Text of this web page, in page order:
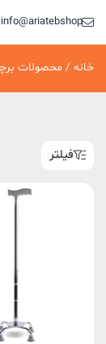
info@ariatebshop.ir
خانه / محصولات
فیلتر